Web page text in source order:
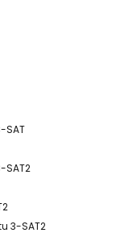
SAT
SAT2
3-SAT2